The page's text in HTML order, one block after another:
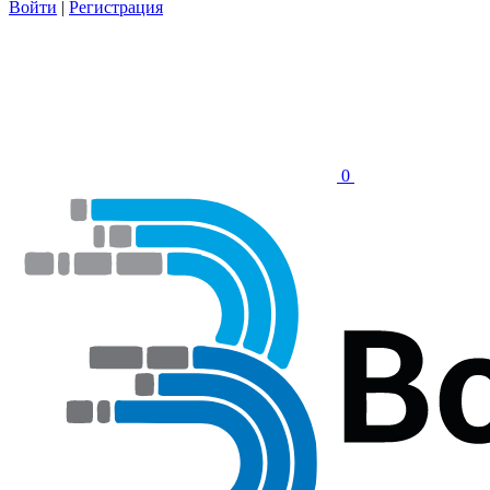
Войти | Регистрация
0